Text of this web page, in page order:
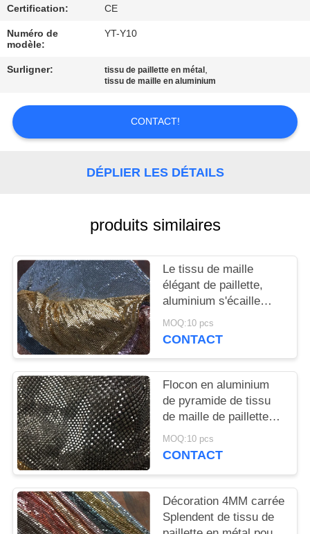
CONTACTEZ-
NOUS
DEMANDEZ
DU
SITE
POLITIQUE
DE
CONFIDENTIALITÉ
Certification: CE
Numéro de
modèle:
YT-Y10
Surligner: tissu de paillette en métal ,
tissu de maille en aluminium
CONTACT!
DÉPLIER LES DÉTAILS
produits similaires
Le tissu de maille
élégant de paillette,
aluminium s'écaille
tissu de maille en
métal de connexion
MOQ:10 pcs
CONTACT
Flocon en aluminium
de pyramide de tissu
de maille de paillette
scintillante joint pour le
vêtement
MOQ:10 pcs
CONTACT
Décoration 4MM carrée
Splendent de tissu de